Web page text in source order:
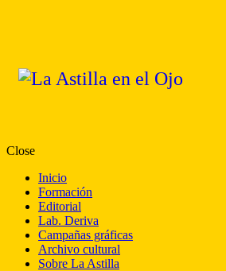
Close
Inicio
Formación
Editorial
Lab. Deriva
Campañas gráficas
Archivo cultural
Sobre La Astilla